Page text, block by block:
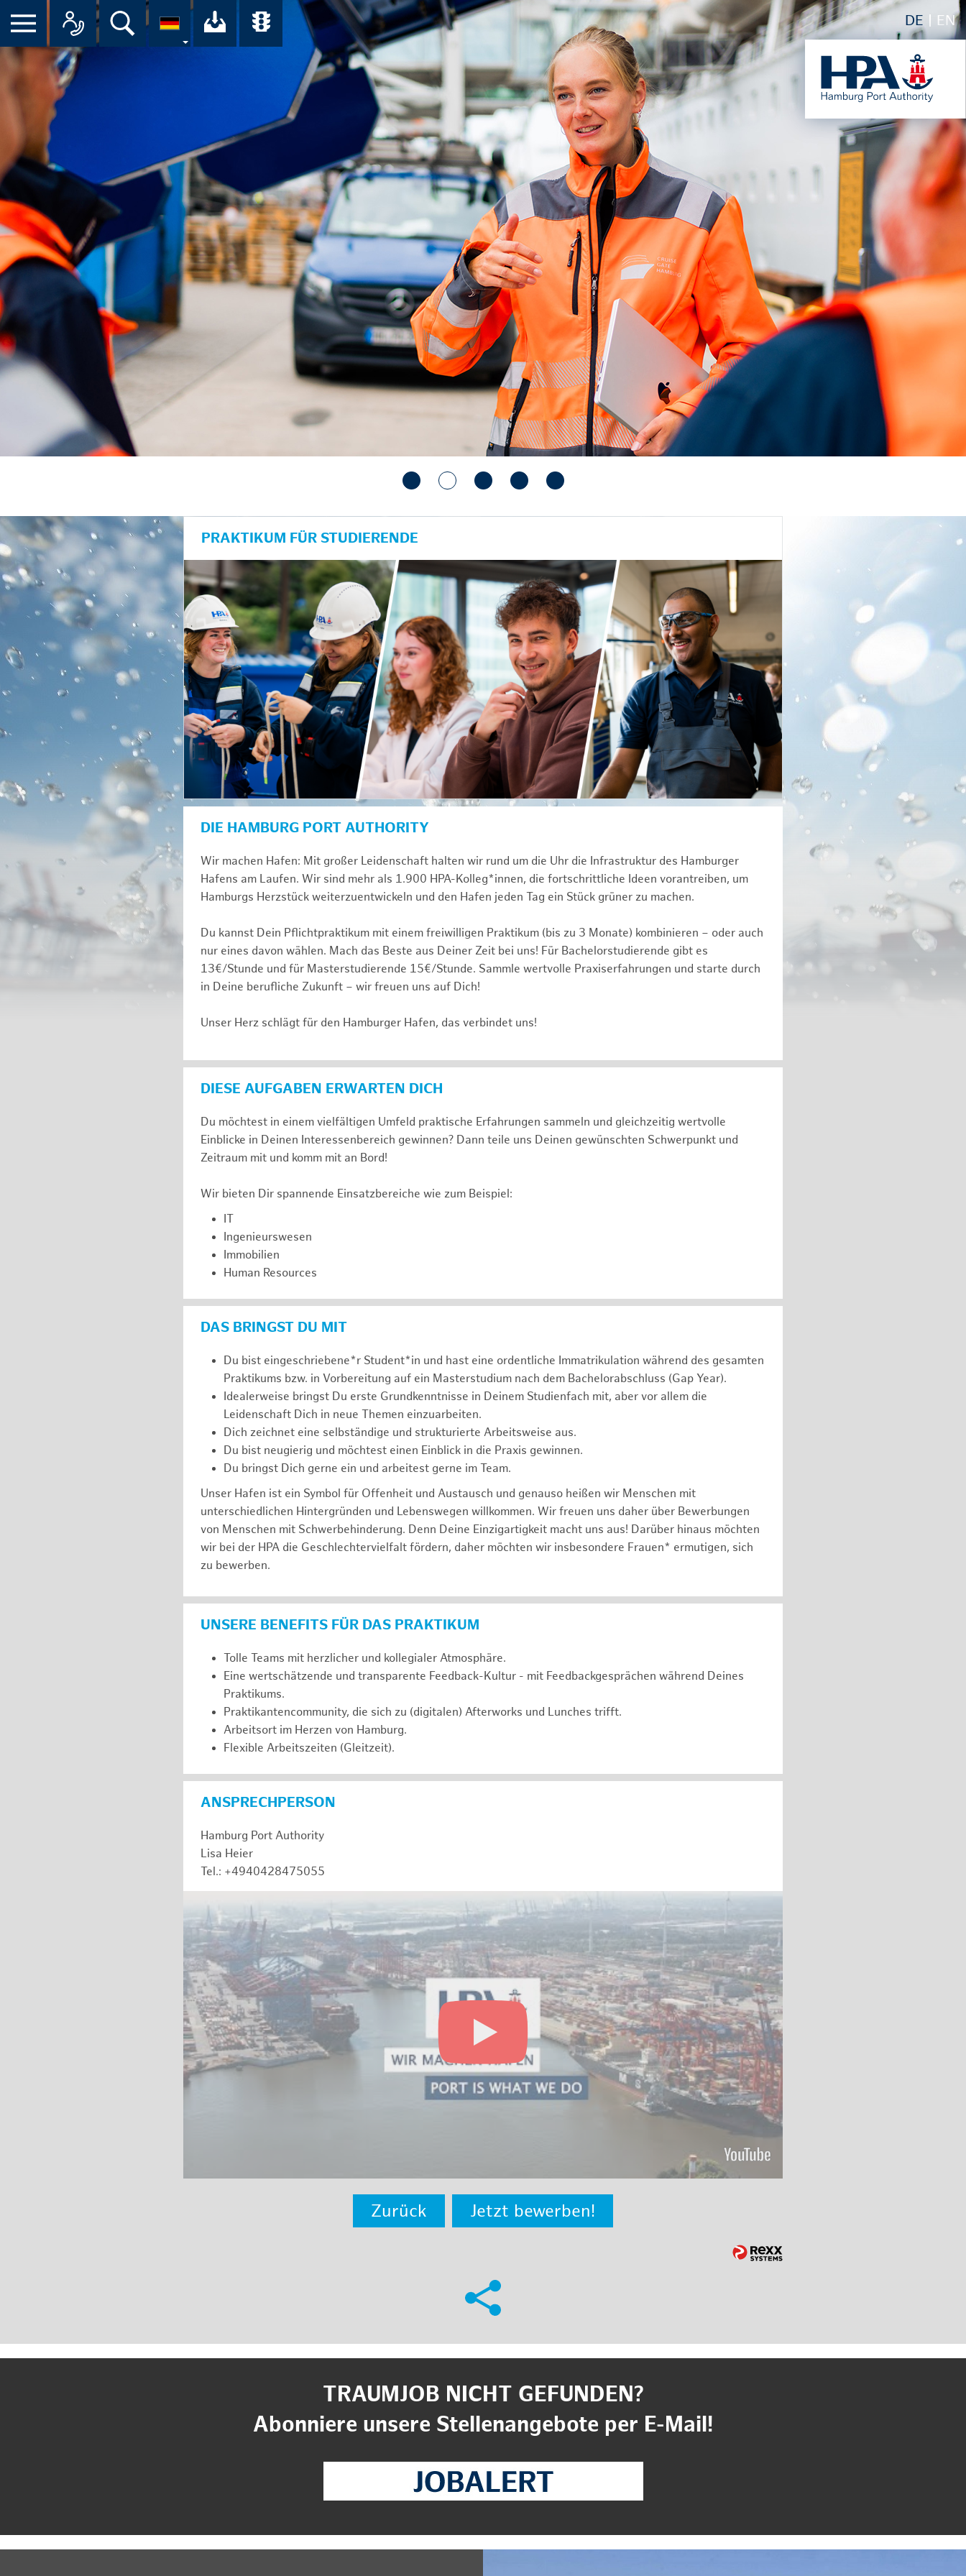
DE EN
Suche Ihr Download-Center der HPA
Übersicht aller Verkehrsmeldungen im Hafen am
PRAKTIKUM FÜR STUDIERENDE
DIE HAMBURG PORT AUTHORITY
Wir machen Hafen: Mit großer Leidenschaft halten wir rund um die Uhr die Infrastruktur des Hamburger
Hafens am Laufen. Wir sind mehr als 1.900 HPA-Kolleg*innen, die fortschrittliche Ideen vorantreiben, um
Hamburgs Herzstück weiterzuentwickeln und den Hafen jeden Tag ein Stück grüner zu machen.
Du kannst Dein Pflichtpraktikum mit einem freiwilligen Praktikum (bis zu 3 Monate) kombinieren – oder auch
nur eines davon wählen. Mach das Beste aus Deiner Zeit bei uns! Für Bachelorstudierende gibt es
13€/Stunde und für Masterstudierende 15€/Stunde. Sammle wertvolle Praxiserfahrungen und starte durch
in Deine berufliche Zukunft – wir freuen uns auf Dich!
Unser Herz schlägt für den Hamburger Hafen, das verbindet uns!
DIESE AUFGABEN ERWARTEN DICH
Du möchtest in einem vielfältigen Umfeld praktische Erfahrungen sammeln und gleichzeitig wertvolle
Einblicke in Deinen Interessenbereich gewinnen? Dann teile uns Deinen gewünschten Schwerpunkt und
Zeitraum mit und komm mit an Bord!
Wir bieten Dir spannende Einsatzbereiche wie zum Beispiel:
IT
Ingenieurswesen
Immobilien
Human Resources
DAS BRINGST DU MIT
Du bist eingeschriebene*r Student*in und hast eine ordentliche Immatrikulation während des gesamten
Praktikums bzw. in Vorbereitung auf ein Masterstudium nach dem Bachelorabschluss (Gap Year).
Idealerweise bringst Du erste Grundkenntnisse in Deinem Studienfach mit, aber vor allem die
Leidenschaft Dich in neue Themen einzuarbeiten.
Dich zeichnet eine selbständige und strukturierte Arbeitsweise aus.
Du bist neugierig und möchtest einen Einblick in die Praxis gewinnen.
Du bringst Dich gerne ein und arbeitest gerne im Team.
Unser Hafen ist ein Symbol für Offenheit und Austausch und genauso heißen wir Menschen mit
unterschiedlichen Hintergründen und Lebenswegen willkommen. Wir freuen uns daher über Bewerbungen
von Menschen mit Schwerbehinderung. Denn Deine Einzigartigkeit macht uns aus! Darüber hinaus möchten
wir bei der HPA die Geschlechtervielfalt fördern, daher möchten wir insbesondere Frauen* ermutigen, sich
zu bewerben.
UNSERE BENEFITS FÜR DAS PRAKTIKUM
Tolle Teams mit herzlicher und kollegialer Atmosphäre.
Eine wertschätzende und transparente Feedback-Kultur - mit Feedbackgesprächen während Deines
Praktikums.
Praktikantencommunity, die sich zu (digitalen) Afterworks und Lunches trifft.
Arbeitsort im Herzen von Hamburg.
Flexible Arbeitszeiten (Gleitzeit).
ANSPRECHPERSON
Hamburg Port Authority
Lisa Heier
Tel.: +4940428475055
Zurück Jetzt bewerben!
TRAUMJOB NICHT GEFUNDEN?
Abonniere unsere Stellenangebote per E-Mail!